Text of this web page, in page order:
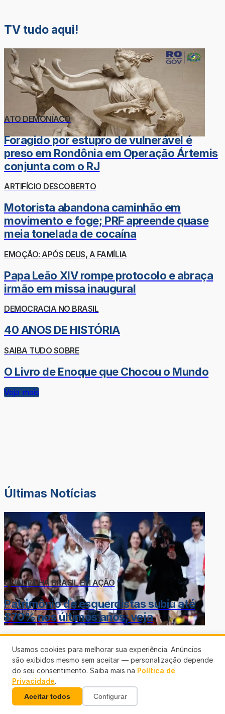
TV tudo aqui!
ATO DEMONÍACO
Foragido por estupro de vulnerável é
preso em Rondônia em Operação Ártemis
conjunta com o RJ
ARTIFÍCIO DESCOBERTO
Motorista abandona caminhão em
movimento e foge; PRF apreende quase
meia tonelada de cocaína
EMOÇÃO: APÓS DEUS, A FAMÍLIA
Papa Leão XIV rompe protocolo e abraça
irmão em missa inaugural
DEMOCRACIA NO BRASIL
40 ANOS DE HISTÓRIA
SAIBA TUDO SOBRE
O Livro de Enoque que Chocou o Mundo
Veja mais
Últimas Notícias
QUADRILHA BRASIL EM AÇÃO
Patrimônio de esquerdistas subiu até
870% nos últimos anos; veja
CORPOS E VIDAS MARCADAS
PM desmonta ponto de venda de drogas,
apreende entorpecentes e detém dupla
em Ji-Paraná
APESAR DO ALTO CUSTO
Usamos cookies para melhorar sua experiência. Anúncios
são exibidos mesmo sem aceitar — personalização depende
do seu consentimento. Saiba mais na Política de
Privacidade.
Aceitar todos Configurar